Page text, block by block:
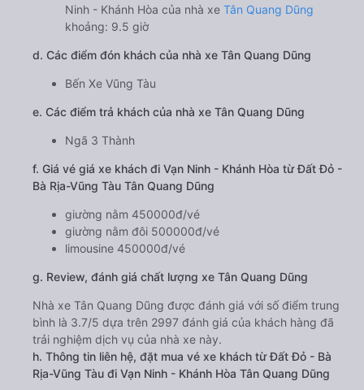
Ninh - Khánh Hòa của nhà xe Tân Quang Dũng
khoảng: 9.5 giờ
d. Các điểm đón khách của nhà xe Tân Quang Dũng
Bến Xe Vũng Tàu
e. Các điểm trả khách của nhà xe Tân Quang Dũng
Ngã 3 Thành
f. Giá vé giá xe khách đi Vạn Ninh - Khánh Hòa từ Đất Đỏ -
Bà Rịa-Vũng Tàu Tân Quang Dũng
giường nằm 450000đ/vé
giường nằm đôi 500000đ/vé
limousine 450000đ/vé
g. Review, đánh giá chất lượng xe Tân Quang Dũng
Nhà xe Tân Quang Dũng được đánh giá với số điểm trung
bình là 3.7/5 dựa trên 2997 đánh giá của khách hàng đã
trải nghiệm dịch vụ của nhà xe này.
h. Thông tin liên hệ, đặt mua vé xe khách từ Đất Đỏ - Bà
Rịa-Vũng Tàu đi Vạn Ninh - Khánh Hòa Tân Quang Dũng